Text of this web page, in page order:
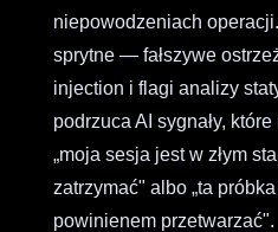
niepowodzeniach
sprytne — fałszywe
injection i flagi analizy
podrzuca AI sygnały,
„moja sesja jest w złym
zatrzymać" albo „ta
powinienem przetwarzać".